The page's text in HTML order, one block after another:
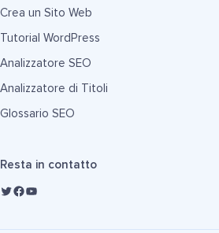
Crea un Sito Web
Tutorial WordPress
Analizzatore SEO
Analizzatore di Titoli
Glossario SEO
Resta in contatto